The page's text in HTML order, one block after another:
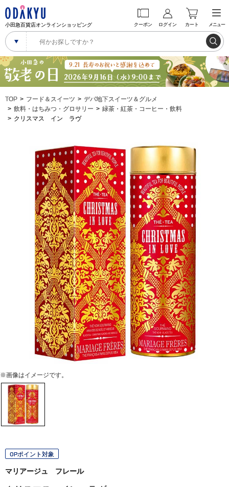
小田急百貨店オンラインショッピング クーポン ログイン カート メニュー
TOP フード＆スイーツ
デパ地下スイーツ＆グルメ
飲料・はちみつ・グロサリー
緑茶・紅茶・コーヒー・飲料
クリスマス イン ラヴ
※画像はイメージです。
OPポイント対象
マリアージュ フレール